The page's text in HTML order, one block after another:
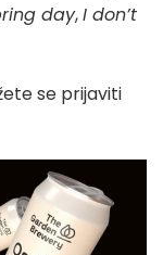
day,I don’t
se prijaviti